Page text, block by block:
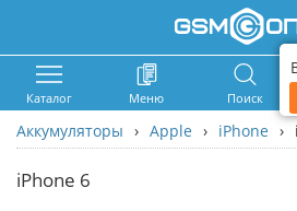
Каталог Меню Поиск
Аккумуляторы › Apple › iPhone ›
iPhone 6